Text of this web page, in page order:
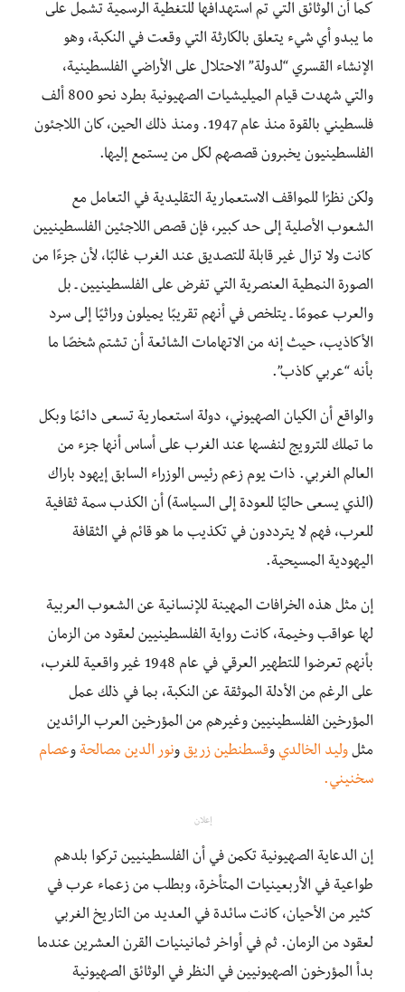
كما أن الوثائق التي تم استهدافها للتغطية الرسمية تشمل على
ما يبدو أي شيء يتعلق بالكارثة التي وقعت في النكبة، وهو
الإنشاء القسري “لدولة” الاحتلال على الأراضي الفلسطينية،
والتي شهدت قيام الميليشيات الصهيونية بطرد نحو 800 ألف
فلسطيني بالقوة منذ عام 1947. ومنذ ذلك الحين، كان اللاجئون
الفلسطينيون يخبرون قصصهم لكل من يستمع إليها.
ولكن نظرًا للمواقف الاستعمارية التقليدية في التعامل مع
الشعوب الأصلية إلى حد كبير، فإن قصص اللاجئين الفلسطينيين
كانت ولا تزال غير قابلة للتصديق عند الغرب غالبًا، لأن جزءًا من
الصورة النمطية العنصرية التي تفرض على الفلسطينيين ـ بل
والعرب عمومًا ـ يتلخص في أنهم تقريبًا يميلون وراثيًا إلى سرد
الأكاذيب، حيث إنه من الاتهامات الشائعة أن تشتم شخصًا ما
بأنه “عربي كاذب”.
والواقع أن الكيان الصهيوني، دولة استعمارية تسعى دائمًا وبكل
ما تملك للترويج لنفسها عند الغرب على أساس أنها جزء من
العالم الغربي. ذات يوم زعم رئيس الوزراء السابق إيهود باراك
(الذي يسعى حاليًا للعودة إلى السياسة) أن الكذب سمة ثقافية
للعرب، فهم لا يترددون في تكذيب ما هو قائم في الثقافة
اليهودية المسيحية.
إن مثل هذه الخرافات المهينة للإنسانية عن الشعوب العربية
لها عواقب وخيمة، كانت رواية الفلسطينيين لعقود من الزمان
بأنهم تعرضوا للتطهير العرقي في عام 1948 غير واقعية للغرب،
على الرغم من الأدلة الموثقة عن النكبة، بما في ذلك عمل
المؤرخين الفلسطينيين وغيرهم من المؤرخين العرب الرائدين
مثل وليد الخالدي وقسطنطين زريق ونور الدين مصالحة وعصام
سخنيني.
إعلان
إن الدعاية الصهيونية تكمن في أن الفلسطينيين تركوا بلدهم
طواعية في الأربعينيات المتأخرة، وبطلب من زعماء عرب في
كثير من الأحيان، كانت سائدة في العديد من التاريخ الغربي
لعقود من الزمان. ثم في أواخر ثمانينيات القرن العشرين عندما
بدأ المؤرخون الصهيونيين في النظر في الوثائق الصهيونية